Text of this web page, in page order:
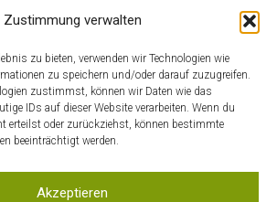
Zustimmung verwalten
zu bieten, verwenden wir Technologien wie
zu speichern und/oder darauf zuzugreifen.
zustimmst, können wir Daten wie das
IDs auf dieser Website verarbeiten. Wenn du
erteilst oder zurückziehst, können bestimmte
beeinträchtigt werden.
Akzeptieren
KONTAKT
MEIN KONTO
WARENKORB
AGB